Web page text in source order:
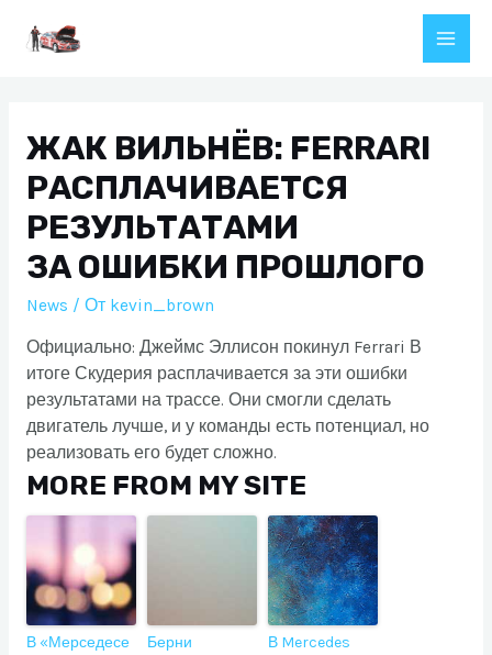
Main
ЖАК ВИЛЬНЁВ: FERRARI
РАСПЛАЧИВАЕТСЯ
РЕЗУЛЬТАТАМИ
ЗА ОШИБКИ ПРОШЛОГО
News / От kevin_brown
Официально: Джеймс Эллисон покинул Ferrari В
итоге Скудерия расплачивается за эти ошибки
результатами на трассе. Они смогли сделать
двигатель лучше, и у команды есть потенциал, но
реализовать его будет сложно.
MORE FROM MY SITE
В «Мерседесе
Берни
В Mercedes